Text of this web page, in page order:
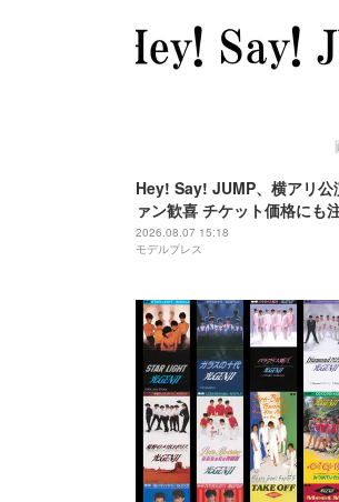
Hey! Say! JUMP、横アリ公
ァン歓喜 チケット価格にも
「激アツ」「平成に戻ったみ
2026.08.07 15:18
モデルプレス